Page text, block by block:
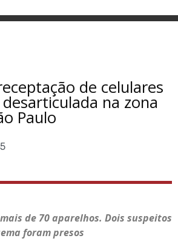
de celulares
na zona
Paulo
de 70 aparelhos. Dois suspeitos
foram presos